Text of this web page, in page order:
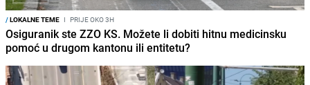
/LOKALNE TEME I PRIJE OKO 3H
Osiguranik ste ZZO KS. Možete li dobiti hitnu medicinsku
pomoć u drugom kantonu ili entitetu?